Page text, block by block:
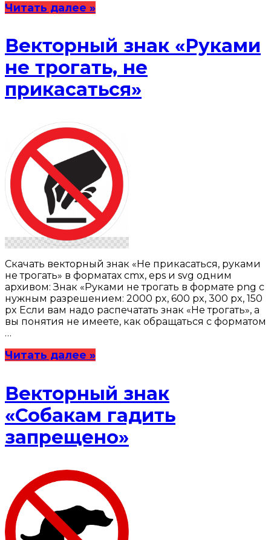
Читать далее »
Векторный знак «Руками
не трогать, не
прикасаться»
Скачать векторный знак «Не прикасаться, руками
не трогать» в форматах cmx, eps и svg одним
архивом: Знак «Руками не трогать в формате png с
нужным разрешением: 2000 px, 600 px, 300 px, 150
px Если вам надо распечатать знак «Не трогать», а
вы понятия не имеете, как обращаться с форматом
…
Читать далее »
Векторный знак
«Собакам гадить
запрещено»